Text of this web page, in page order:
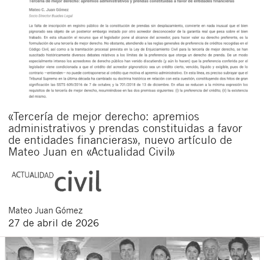
«Tercería de mejor derecho: apremios
administrativos y prendas constituidas a favor
de entidades financieras», nuevo artículo de
Mateo Juan en «Actualidad Civil»
Mateo Juan Gómez
27 de abril de 2026